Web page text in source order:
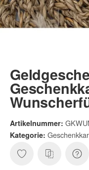
Artikelnummer:
Kategorie: